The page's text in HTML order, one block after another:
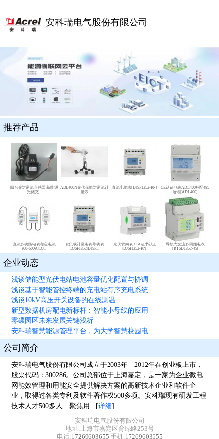
安科瑞电气股份有限公司
推荐产品
阳台光防逆流互感器 新能源
光储充...
ADL400N光伏储能防逆流计
量表
直流电能表[DJSF1352-RN]
CE认证电表ADL400标配485
通讯[ADL400]
直流多功能电表额定电流
360-600A[DJ...
假负载计量电表导轨表
DJSF1352[DJSF...
光伏双向表 CPA证书认证
[DJSF1352-RN]
导轨式交流多回路电表
[DTSD1352-4S]
企业动态
浅谈储能型光伏电站电池容量优化配置与协调
浅谈基于智能管控终端的充电站有序充电系统
浅谈10kV高压开关设备的在线测温
新型数据机房配电新标杆：智能小母线的应用
零碳园区未来发展关键浅析
安科瑞智慧能源管理平台，为大学智慧校园电
公司简介
安科瑞电气股份有限公司成立于2003年，2012年在创业板上市，
股票代码：300286。公司总部位于上海嘉定，是一家为企业微电
网能效管理和用能安全提供解决方案的高新技术企业和软件企
业，取得过各类专利及软件著作权500多项。安科瑞现有研发工程
技术人才500多人，聚焦用...[详细]
安科瑞电气股份有限公司
地址:上海市嘉定区育绿路253号
电话:17269603655 手机:17269603655